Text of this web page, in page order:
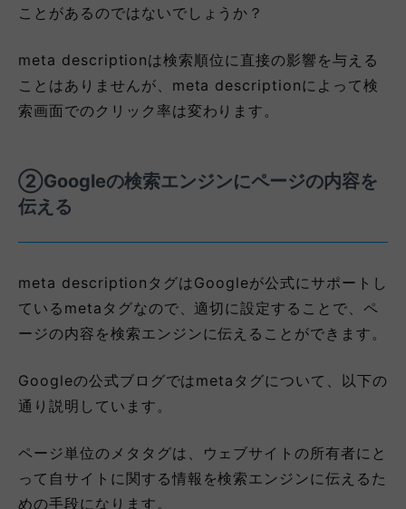
ことがあるのではないでしょうか？
meta descriptionは検索順位に直接の影響を与える
ことはありませんが、meta descriptionによって検
索画面でのクリック率は変わります。
②Googleの検索エンジンにページの内容を
伝える
meta descriptionタグはGoogleが公式にサポートし
ているmetaタグなので、適切に設定することで、ペ
ージの内容を検索エンジンに伝えることができます。
Googleの公式ブログではmetaタグについて、以下の
通り説明しています。
ページ単位のメタタグは、ウェブサイトの所有者にと
って自サイトに関する情報を検索エンジンに伝えるた
めの手段になります。